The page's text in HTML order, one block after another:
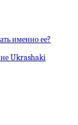
именно ее?
Ukrashaki